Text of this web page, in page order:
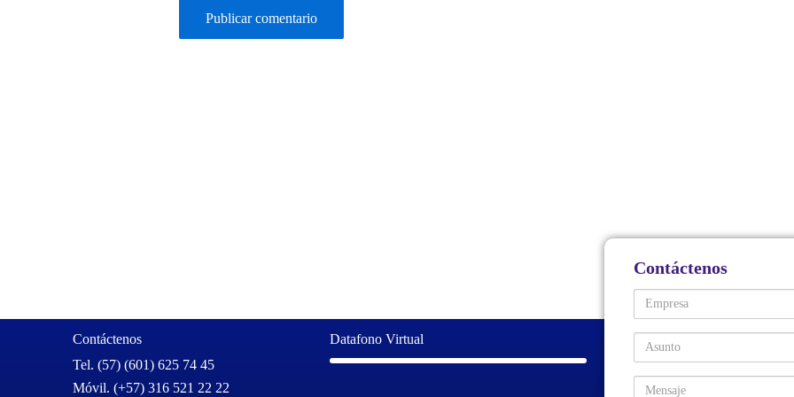
Contáctenos
Tel. (57) (601) 625 74 45
Móvil. (+57) 316 521 22 22
Datafono Virtual
Contáctenos
Empresa
Asunto
Comentarios / Preguntas